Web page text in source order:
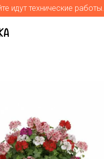
идут технические работы.